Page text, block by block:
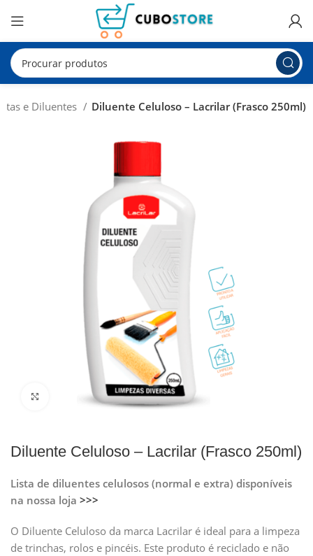
e Diluentes Diluente Celuloso – Lacrilar (Frasco 250ml)
Clique para ampliar
Diluente Celuloso – Lacrilar (Frasco 250ml)
Lista de diluentes celulosos (normal e extra) disponíveis
na nossa loja>>>
O Diluente Celuloso da marca Lacrilar é ideal para a limpeza
de trinchas, rolos e pincéis. Este produto é reciclado e não